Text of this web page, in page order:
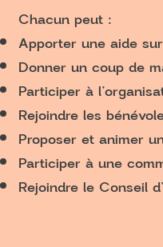
Chacun peut :
Apporter une aide
Donner un coup de
Participer à
Rejoindre les
Proposer et animer
Participer à une
Rejoindre le Conseil